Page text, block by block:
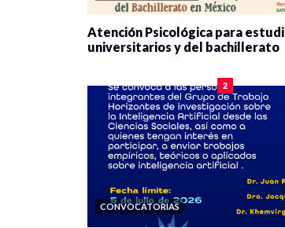
Atención Psicológica para
universitarios y del bachillerato
2
CONVOCATORIAS